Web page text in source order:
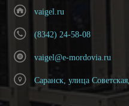
vaigel.ru
(8342) 24-58-08
vaigel@e-mordovia.ru
Саранск, улица